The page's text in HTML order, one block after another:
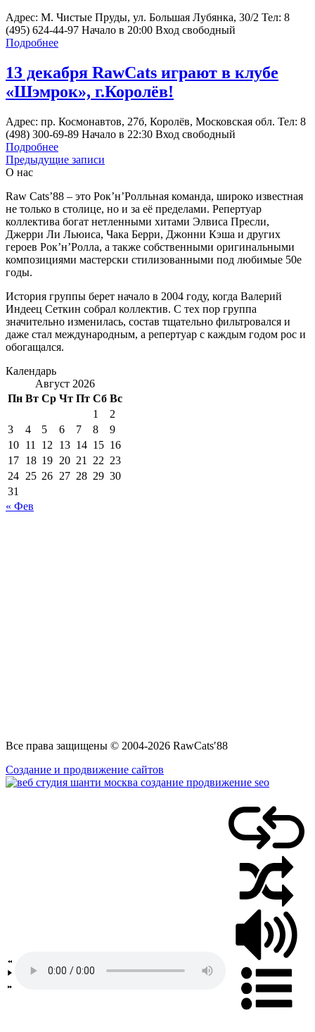
Адрес: М. Чистые Пруды, ул. Большая Лубянка, 30/2 Тел: 8
(495) 624-44-97 Начало в 20:00 Вход свободный
Подробнее
13 декабря RawCats играют в клубе
«Шэмрок», г.Королёв!
Адрес: пр. Космонавтов, 27б, Королёв, Московская обл. Тел: 8
(498) 300-69-89 Начало в 22:30 Вход свободный
Подробнее
Навигация
по
записям
Предыдущие записи
О нас
Raw Cats’88 – это Рок’н’Ролльная команда, широко известная
не только в столице, но и за её пределами. Репертуар
коллектива богат нетленными хитами Элвиса Пресли,
Джерри Ли Льюиса, Чака Берри, Джонни Кэша и других
героев Рок’н’Ролла, а также собственными оригинальными
композициями мастерски стилизованными под любимые 50е
годы.
История группы берет начало в 2004 году, когда Валерий
Индеец Сеткин собрал коллектив. С тех пор группа
значительно изменилась, состав тщательно фильтровался и
даже стал международным, а репертуар с каждым годом рос и
обогащался.
Календарь
Август 2026
Пн Вт Ср Чт Пт Сб Вс
1
2
3
4 5 6 7 8
9
10 11 12 13 14 15 16
17 18 19 20 21 22 23
24 25 26 27 28 29 30
31
« Фев
Все права защищены © 2004-2026 RawCats′88
Создание и продвижение сайтов